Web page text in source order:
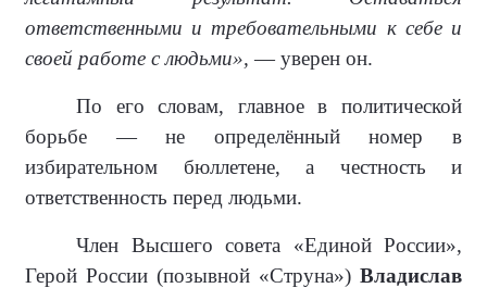
ответственными и требовательными к себе и
своей работе с людьми», — уверен он.
По его словам, главное в политической
борьбе — не определённый номер в
избирательном бюллетене, а честность и
ответственность перед людьми.
Член Высшего совета «Единой России»,
Герой России (позывной «Струна») Владислав